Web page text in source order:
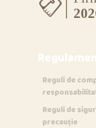
Reguli de
Reguli de
precauție